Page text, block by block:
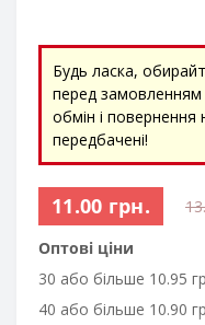
Будь ласка,
перед замовленням
обмін і повернення
передбачені!
11.00 грн.
Оптові ціни
30 або більше 10.95
40 або більше 10.90